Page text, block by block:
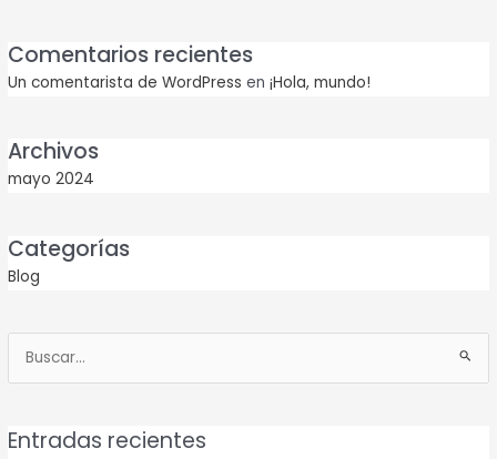
Comentarios recientes
Un comentarista de WordPress en¡Hola, mundo!
Archivos
mayo 2024
Categorías
Blog
Buscar
por:
Entradas recientes